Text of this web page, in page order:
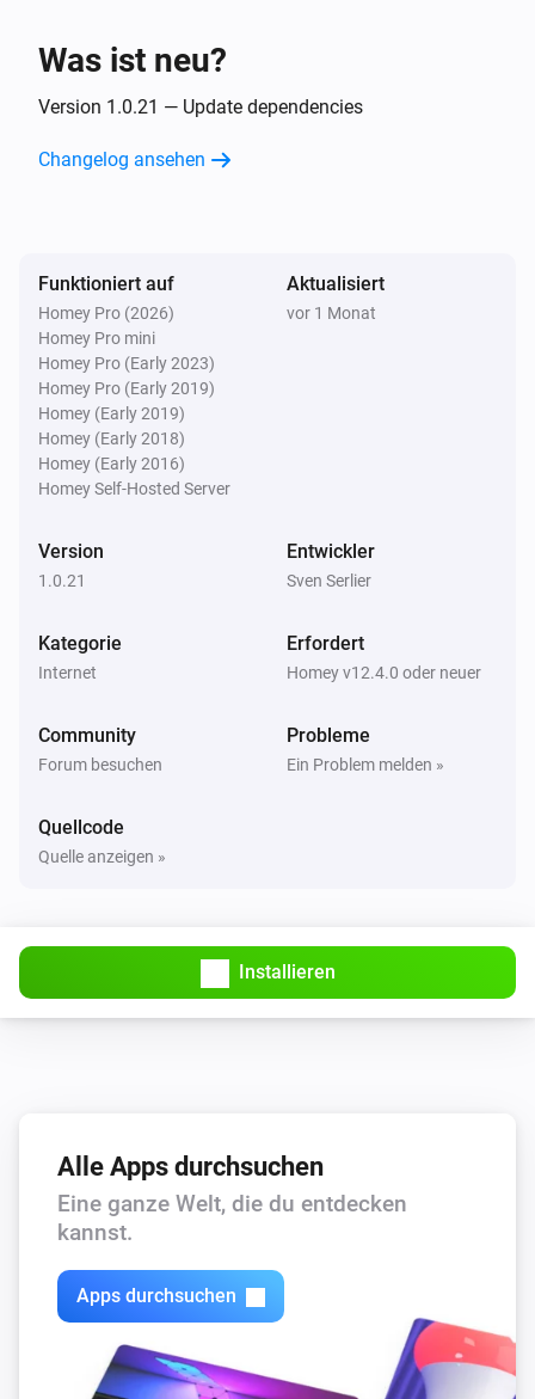
Was ist neu?
Version 1.0.21 — Update dependencies
Changelog ansehen
Funktioniert auf
Homey Pro (2026)
Homey Pro mini
Homey Pro (Early 2023)
Homey Pro (Early 2019)
Homey (Early 2019)
Homey (Early 2018)
Homey (Early 2016)
Homey Self-Hosted Server
Aktualisiert
vor 1 Monat
Version
1.0.21
Entwickler
Sven Serlier
Kategorie
Internet
Erfordert
Homey v12.4.0 oder neuer
Community
Forum besuchen
Probleme
Ein Problem melden »
Quellcode
Quelle anzeigen »
Installieren
Alle Apps durchsuchen
Eine ganze Welt, die du entdecken
kannst.
Apps durchsuchen